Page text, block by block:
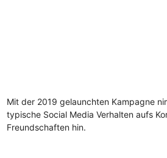
Mit der 2019 gelaunchten Kampagne
typische Social Media Verhalten aufs
Freundschaften hin.